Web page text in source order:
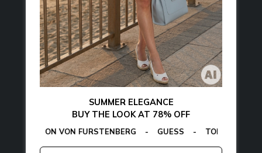
LAMARTHE - MANGANO
SUMMER ELEGANCE
BUY THE LOOK AT 78% OFF
VON FURSTENBERG - GUESS - TOMMY HILFIGER